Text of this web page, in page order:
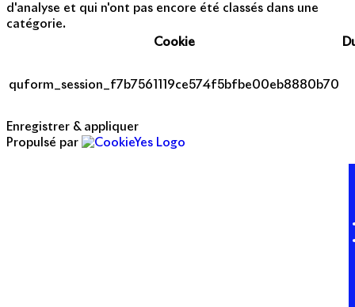
d'analyse et qui n'ont pas encore été classés dans une
catégorie.
Cookie
quform_session_f7b7561119ce574f5bfbe00eb8880b70
Enregistrer & appliquer
Propulsé par